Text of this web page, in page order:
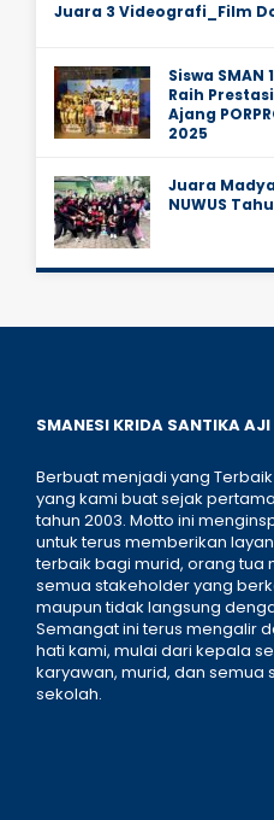
Juara 3 Videografi_Film
Siswa SMAN
Raih
Ajang
2025
Juara Madya
NUWUS
SMANESI KRIDA SANTIKA AJI
Berbuat menjadi yang
yang kami buat sejak
tahun 2003. Motto ini
untuk terus memberikan
terbaik bagi murid, orang tua
semua stakeholder yang
maupun tidak langsung
Semangat ini terus mengalir
hati kami, mulai dari kepala
karyawan, murid, dan semua
sekolah.